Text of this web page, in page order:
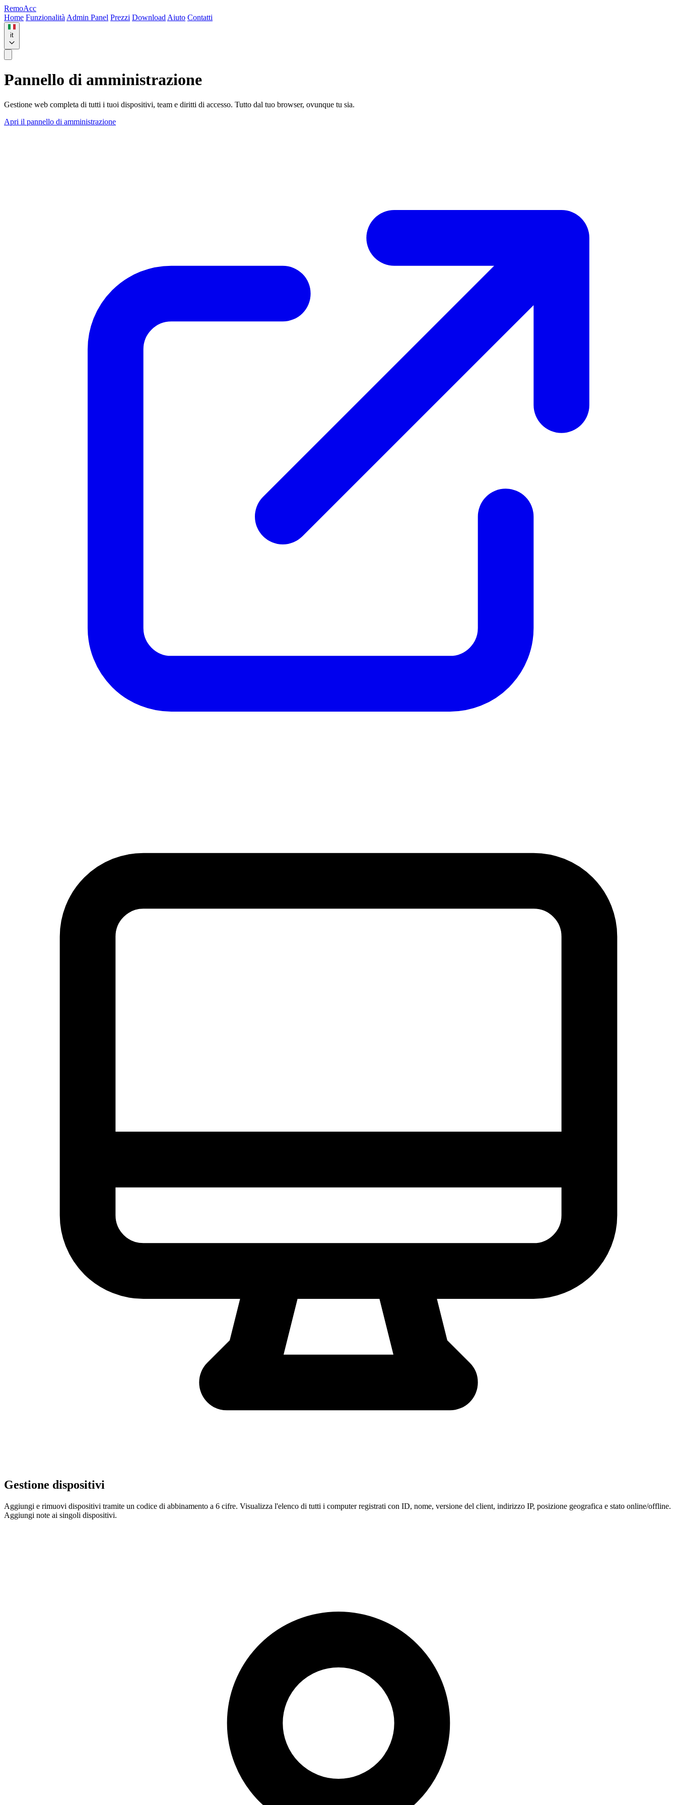
RemoAcc
Home Funzionalità Admin Panel Prezzi Download Aiuto Contatti
it
Pannello di amministrazione
Gestione web completa di tutti i tuoi dispositivi, team e diritti di accesso. Tutto dal tuo browser, ovunque tu sia.
Apri il pannello di amministrazione
Gestione dispositivi
Aggiungi e rimuovi dispositivi tramite un codice di abbinamento a 6 cifre. Visualizza l'elenco di tutti i computer registrati con ID, nome, versione del client, indirizzo IP, posizione geografica e stato online/offline.
Aggiungi note ai singoli dispositivi.